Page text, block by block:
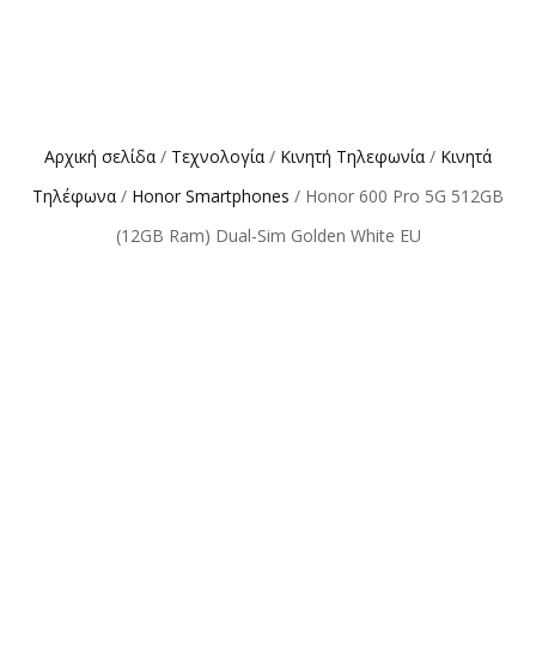
Αρχική σελίδα / Τεχνολογία / Κινητή Τηλεφωνία / Κινητά
Τηλέφωνα / Honor Smartphones / Honor 600 Pro 5G 512GB
(12GB Ram) Dual-Sim Golden White EU